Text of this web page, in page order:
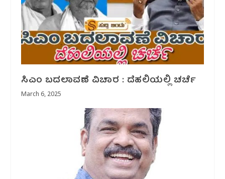
ಸಿಎಂ ಬದಲಾವಣೆ ವಿಚಾರ : ದೆಹಲಿಯಲ್ಲಿ ಚರ್ಚೆ
March 6, 2025